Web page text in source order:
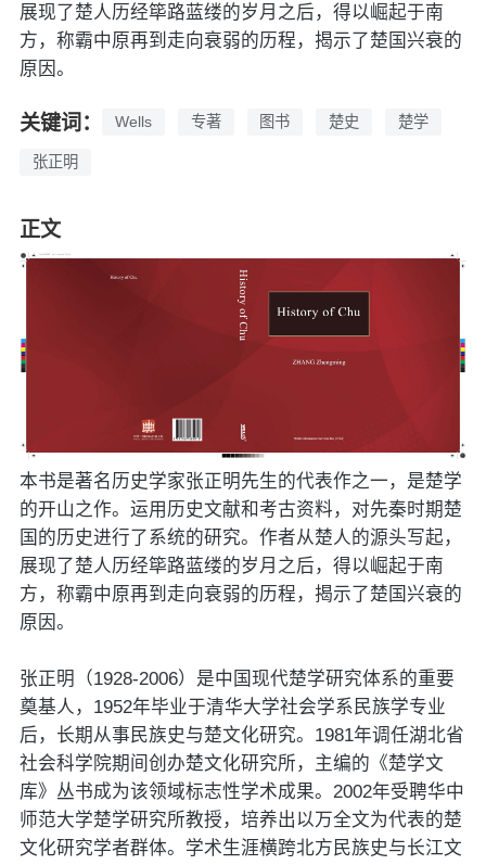
展现了楚人历经筚路蓝缕的岁月之后，得以崛起于南
方，称霸中原再到走向衰弱的历程，揭示了楚国兴衰的
原因。
关键词： Wells 专著 图书 楚史 楚学
张正明
正文
本书是著名历史学家张正明先生的代表作之一，是楚学
的开山之作。运用历史文献和考古资料，对先秦时期楚
国的历史进行了系统的研究。作者从楚人的源头写起，
展现了楚人历经筚路蓝缕的岁月之后，得以崛起于南
方，称霸中原再到走向衰弱的历程，揭示了楚国兴衰的
原因。
张正明（1928-2006）是中国现代楚学研究体系的重要
奠基人，1952年毕业于清华大学社会学系民族学专业
后，长期从事民族史与楚文化研究。1981年调任湖北省
社会科学院期间创办楚文化研究所，主编的《楚学文
库》丛书成为该领域标志性学术成果。2002年受聘华中
师范大学楚学研究所教授，培养出以万全文为代表的楚
文化研究学者群体。学术生涯横跨北方民族史与长江文